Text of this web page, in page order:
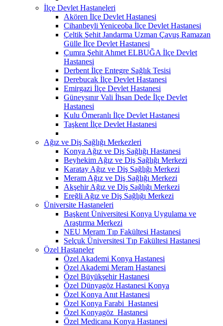
İlçe Devlet Hastaneleri
Akören İlçe Devlet Hastanesi
Cihanbeyli Yeniceoba İlçe Devlet Hastanesi
Çeltik Şehit Jandarma Uzman Çavuş Ramazan
Gülle İlçe Devlet Hastanesi
Çumra Şehit Ahmet ELBUĞA İlçe Devlet
Hastanesi
Derbent İlçe Entegre Sağlık Tesisi
Derebucak İlçe Devlet Hastanesi
Emirgazi İlçe Devlet Hastanesi
Güneysınır Vali İhsan Dede İlçe Devlet
Hastanesi
Kulu Ömeranlı İlçe Devlet Hastanesi
Taşkent İlçe Devlet Hastanesi
Ağız ve Diş Sağlığı Merkezleri
Konya Ağız ve Diş Sağlığı Hastanesi
Beyhekim Ağız ve Diş Sağlığı Merkezi
Karatay Ağız ve Diş Sağlığı Merkezi
Meram Ağız ve Diş Sağlığı Merkezi
Akşehir Ağız ve Diş Sağlığı Merkezi
Ereğli Ağız ve Diş Sağlığı Merkezi
Üniversite Hastaneleri
Başkent Üniversitesi Konya Uygulama ve
Araştırma Merkezi
NEU Meram Tıp Fakültesi Hastanesi
Selçuk Üniversitesi Tıp Fakültesi Hastanesi
Özel Hastaneler
Özel Akademi Konya Hastanesi
Özel Akademi Meram Hastanesi
Özel Büyükşehir Hastanesi
Özel Dünyagöz Hastanesi Konya
Özel Konya Anıt Hastanesi
Özel Konya Farabi Hastanesi
Özel Konyagöz Hastanesi
Özel Medicana Konya Hastanesi